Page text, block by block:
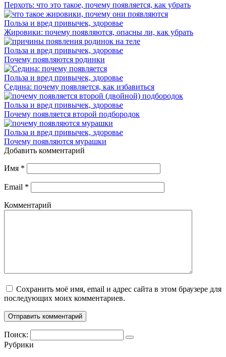
Перхоть: что это такое, почему появляется, как убрать
Польза и вред привычек, здоровье
Жировики: почему появляются, опасны ли, как убрать
Польза и вред привычек, здоровье
Почему появляются родинки
Польза и вред привычек, здоровье
Седина: почему появляется, как избавиться
Польза и вред привычек, здоровье
Почему появляется второй подбородок
Польза и вред привычек, здоровье
Почему появляются мурашки
Добавить комментарий
Имя *
Email *
Комментарий
Сохранить моё имя, email и адрес сайта в этом браузере для
последующих моих комментариев.
Поиск:
Рубрики